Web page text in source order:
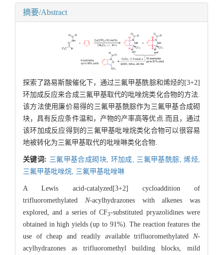
摘要/Abstract
探索了路易斯酸催化下，通过三氟甲基酰腙和烯烃的[3+2]
环加成反应来合成三氟甲基取代的吡唑烷类化合物的方法.
该方法使用廉价易得的三氟甲基酰腙作为三氟甲基合成砌
块，具有反应条件温和，产物的产率高等优点.而且，通过
该环加成反应得到的三氟甲基吡唑烷类化合物可以很容易
地被转化为三氟甲基取代的吡唑啉类化合物.
关键词: 三氟甲基合成砌块, 环加成, 三氟甲基酰腙,烯烃,
三氟甲基吡唑烷, 三氟甲基吡唑啉
A Lewis acid-catalyzed[3+2] cycloaddition of
trifluoromethylated N-acylhydrazones with alkenes was
explored, and a series of CF3-substituted pryazolidines were
obtained in high yields (up to 91%). The reaction features the
use of cheap and readily available trifluoromethylated N-
acylhydrazones as trifluoromethyl building blocks, mild